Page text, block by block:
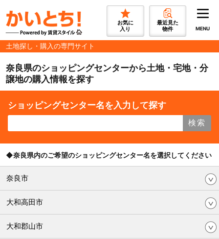
お気に
入り
最近見た
物件
MENU
土地探し・購入の専門サイト
奈良県のショッピングセンターから土地・宅地・分
譲地の購入情報を探す
ショッピングセンター名を入力して探す
検索
◆奈良県内のご希望のショッピングセンター名を選択してください
奈良市
大和高田市
大和郡山市